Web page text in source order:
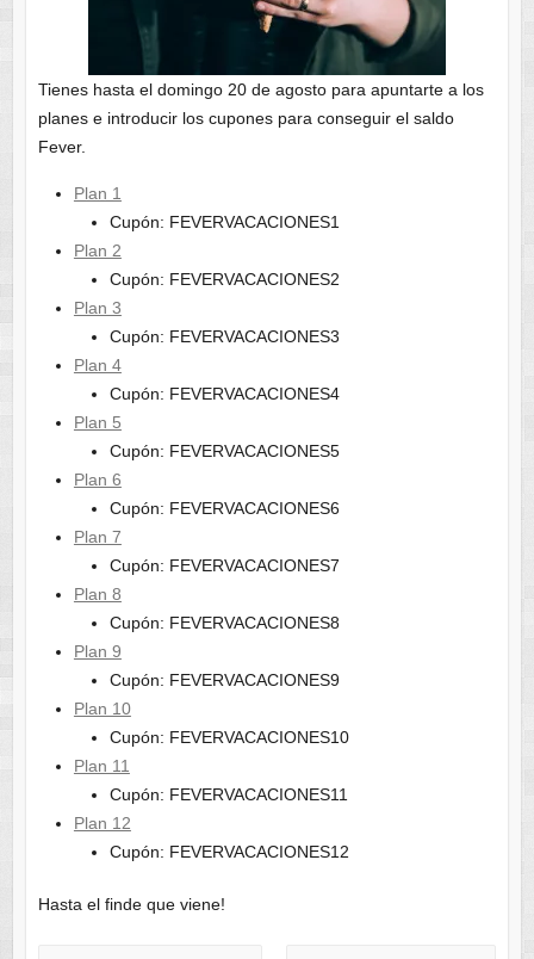
Tienes hasta el domingo 20 de agosto para apuntarte a los
planes e introducir los cupones para conseguir el saldo
Fever.
Plan 1
Cupón: FEVERVACACIONES1
Plan 2
Cupón: FEVERVACACIONES2
Plan 3
Cupón: FEVERVACACIONES3
Plan 4
Cupón: FEVERVACACIONES4
Plan 5
Cupón: FEVERVACACIONES5
Plan 6
Cupón: FEVERVACACIONES6
Plan 7
Cupón: FEVERVACACIONES7
Plan 8
Cupón: FEVERVACACIONES8
Plan 9
Cupón: FEVERVACACIONES9
Plan 10
Cupón: FEVERVACACIONES10
Plan 11
Cupón: FEVERVACACIONES11
Plan 12
Cupón: FEVERVACACIONES12
Hasta el finde que viene!